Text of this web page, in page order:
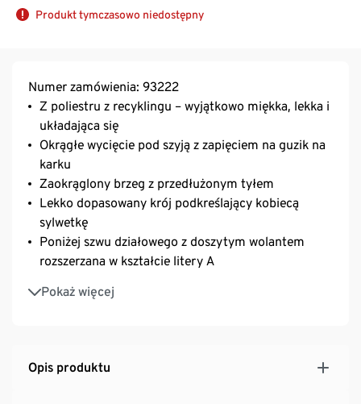
Produkt tymczasowo niedostępny
Numer zamówienia: 93222
Z poliestru z recyklingu – wyjątkowo miękka, lekka i
układająca się
Okrągłe wycięcie pod szyją z zapięciem na guzik na
karku
Zaokrąglony brzeg z przedłużonym tyłem
Lekko dopasowany krój podkreślający kobiecą
sylwetkę
Poniżej szwu działowego z doszytym wolantem
rozszerzana w kształcie litery A
Pokaż więcej
Półdługi rękaw
Opis produktu